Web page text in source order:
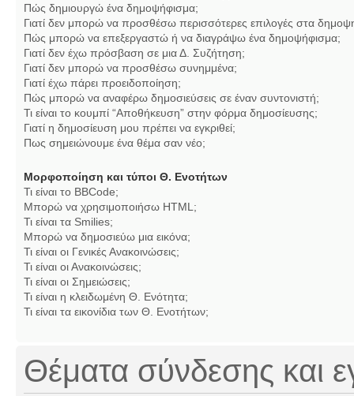
Πώς δημιουργώ ένα δημοψήφισμα;
Γιατί δεν μπορώ να προσθέσω περισσότερες επιλογές στα
Πώς μπορώ να επεξεργαστώ ή να διαγράψω ένα δημοψήφισμα;
Γιατί δεν έχω πρόσβαση σε μια Δ. Συζήτηση;
Γιατί δεν μπορώ να προσθέσω συνημμένα;
Γιατί έχω πάρει προειδοποίηση;
Πώς μπορώ να αναφέρω δημοσιεύσεις σε έναν συντονιστή;
Τι είναι το κουμπί “Αποθήκευση” στην φόρμα δημοσίευσης;
Γιατί η δημοσίευση μου πρέπει να εγκριθεί;
Πως σημειώνουμε ένα θέμα σαν νέο;
Μορφοποίηση και τύποι Θ. Ενοτήτων
Τι είναι το BBCode;
Μπορώ να χρησιμοποιήσω HTML;
Τι είναι τα Smilies;
Μπορώ να δημοσιεύω μια εικόνα;
Τι είναι οι Γενικές Ανακοινώσεις;
Τι είναι οι Ανακοινώσεις;
Τι είναι οι Σημειώσεις;
Τι είναι η κλειδωμένη Θ. Ενότητα;
Τι είναι τα εικονίδια των Θ. Ενοτήτων;
Θέματα σύνδεσης και